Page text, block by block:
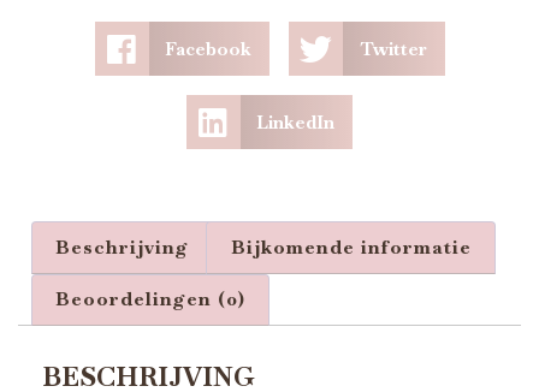
Facebook Twitter
LinkedIn
Beschrijving Bijkomende informatie
Beoordelingen (0)
BESCHRIJVING